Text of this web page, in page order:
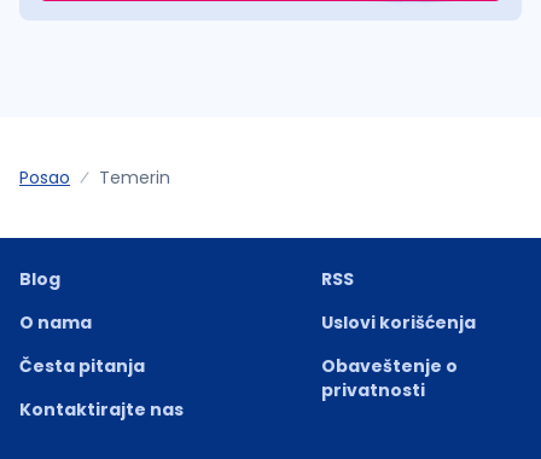
Posao Temerin
Blog
O nama
Česta pitanja
Kontaktirajte nas
RSS
Uslovi korišćenja
Obaveštenje o
privatnosti